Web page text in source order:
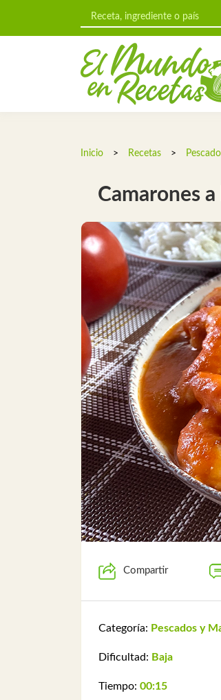
Inicio > Recetas >
Camarones
Compartir
Categoría: Pescados y
Dificultad: Baja
Tiempo: 00:15